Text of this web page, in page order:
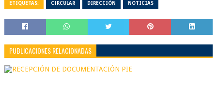
ETIQUETAS: CIRCULAR DIRECCIÓN NOTICIAS
PUBLICACIONES RELACIONADAS